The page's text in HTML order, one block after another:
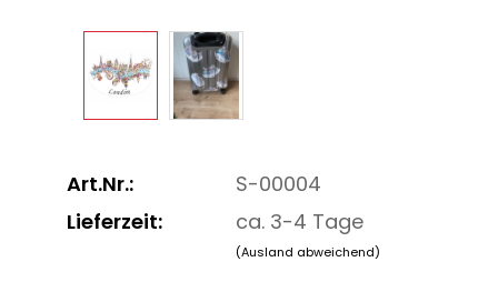
Art.Nr.:
S-00004
Lieferzeit:
ca. 3-4 Tage
(Ausland abweichend)